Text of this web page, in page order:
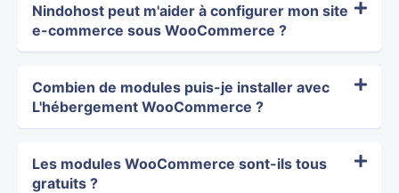
Nindohost peut m'aider à configurer mon site
e-commerce sous WooCommerce ?
Combien de modules puis-je installer avec
L'hébergement WooCommerce ?
Les modules WooCommerce sont-ils tous
gratuits ?